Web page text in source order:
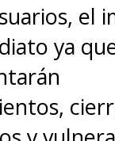
el
ya